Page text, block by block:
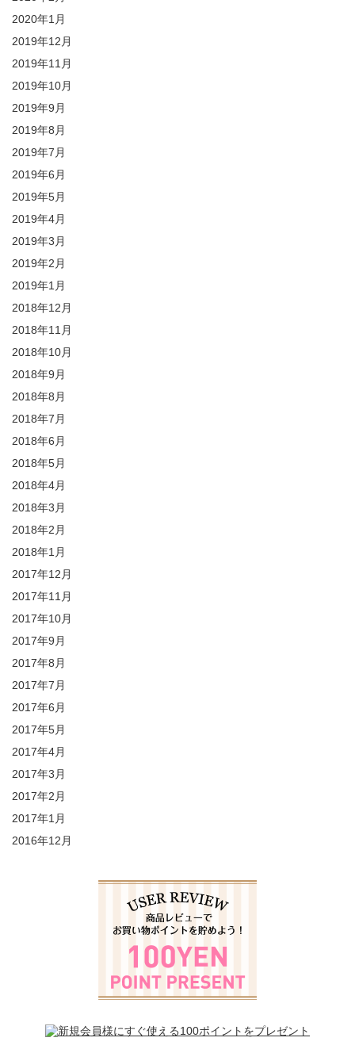
2020年1月
2019年12月
2019年11月
2019年10月
2019年9月
2019年8月
2019年7月
2019年6月
2019年5月
2019年4月
2019年3月
2019年2月
2019年1月
2018年12月
2018年11月
2018年10月
2018年9月
2018年8月
2018年7月
2018年6月
2018年5月
2018年4月
2018年3月
2018年2月
2018年1月
2017年12月
2017年11月
2017年10月
2017年9月
2017年8月
2017年7月
2017年6月
2017年5月
2017年4月
2017年3月
2017年2月
2017年1月
2016年12月